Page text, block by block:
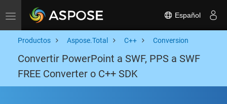
Toggle navigation Español
Productos Aspose.Total C++ Conversion
Convertir PowerPoint a SWF, PPS a SWF
FREE Converter o C++ SDK